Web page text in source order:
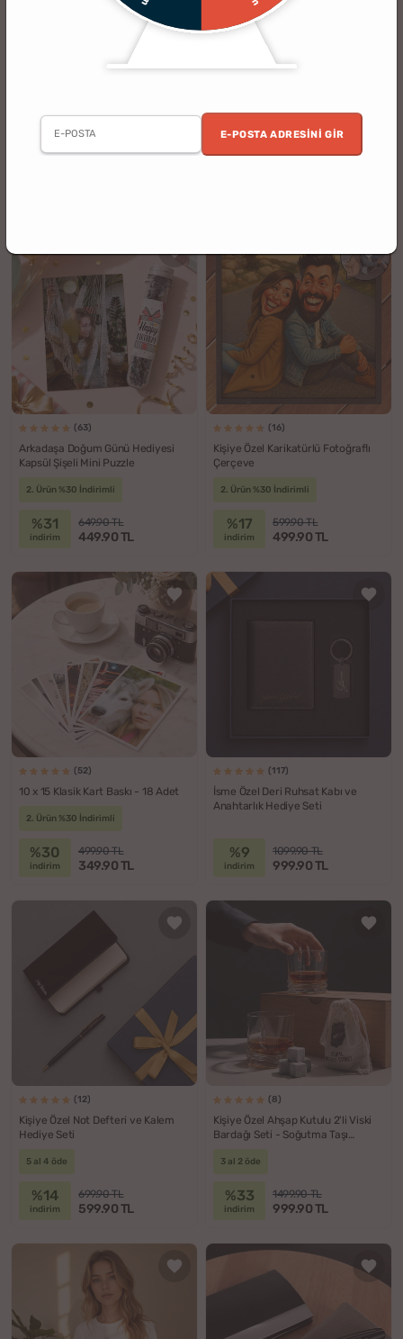
E-POSTA ADRESINI GIR
Buketli Zarif Hediye Kutusu
(63)
Arkadaşa Doğum Günü Hediyesi
Kapsül Şişeli Mini Puzzle
2. Ürün %30 İndirimli
%31
indirim
649.90 TL
449.90 TL
(16)
Kişiye Özel Karikatürlü Fotoğraflı
Çerçeve
2. Ürün %30 İndirimli
%17
indirim
599.90 TL
499.90 TL
(52)
10 x 15 Klasik Kart Baskı - 18 Adet
2. Ürün %30 İndirimli
%30
indirim
499.90 TL
349.90 TL
(117)
İsme Özel Deri Ruhsat Kabı ve
Anahtarlık Hediye Seti
%9
indirim
1099.90 TL
999.90 TL
(12)
Kişiye Özel Not Defteri ve Kalem
Hediye Seti
5 al 4 öde
%14
indirim
699.90 TL
599.90 TL
(8)
Kişiye Özel Ahşap Kutulu 2'li Viski
Bardağı Seti - Soğutma Taşı
3 al 2 öde
%33
indirim
1499.90 TL
999.90 TL